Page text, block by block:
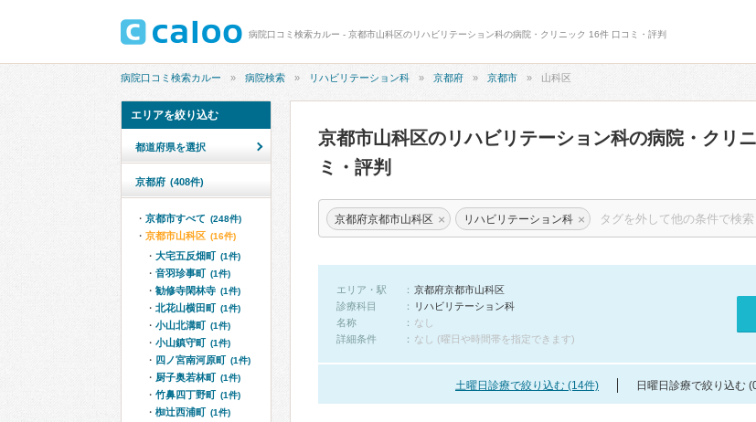
病院口コミ検索カルー - 京都市山科区のリハビリテーション科の病院・クリニック 16件 口コミ・評判
病院口コミ検索カルー 病院検索 リハビリテーション科 京都府 京都市 山科区
京都市山科区のリハビリテーション科の病院・クリ
ミ・評判
京都府京都市山科区 × リハビリテーション科 ×
エリア・駅
京都府京都市山科区
診療科目
リハビリテーション科
名称
なし
詳細条件
なし (曜日や時間帯を指定できます)
土曜日診療で絞り込む (14件) 日曜日診療で絞り込む
エリアを絞り込む
都道府県を選択
京都府 (408件)
京都市すべて (248件)
京都市山科区 (16件)
大宅五反畑町 (1件)
音羽珍事町 (1件)
勧修寺閑林寺 (1件)
北花山横田町 (1件)
小山北溝町 (1件)
小山鎮守町 (1件)
四ノ宮南河原町 (1件)
厨子奥若林町 (1件)
竹鼻四丁野町 (1件)
椥辻西浦町 (1件)